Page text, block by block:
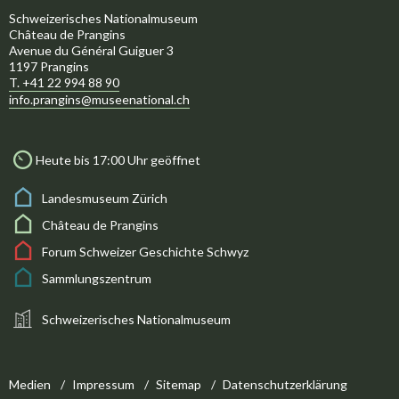
Schweizerisches Nationalmuseum
Château de Prangins
Avenue du Général Guiguer 3
1197 Prangins
T. +41 22 994 88 90
info.prangins@museenational.ch
Heute bis 17:00 Uhr geöffnet
Landesmuseum Zürich
Château de Prangins
Forum Schweizer Geschichte Schwyz
Sammlungszentrum
Schweizerisches Nationalmuseum
Medien Impressum Sitemap Datenschutzerklärung